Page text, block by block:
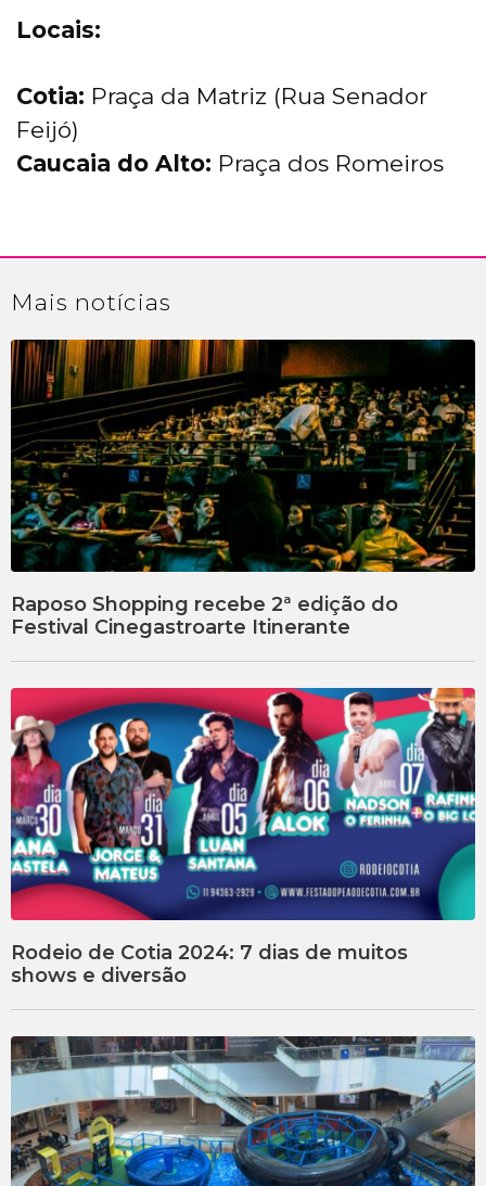
Locais:
Cotia: Praça da Matriz (Rua Senador
Feijó)
Caucaia do Alto: Praça dos Romeiros
Mais notícias
Raposo Shopping recebe 2ª edição do
Festival Cinegastroarte Itinerante
Rodeio de Cotia 2024: 7 dias de muitos
shows e diversão